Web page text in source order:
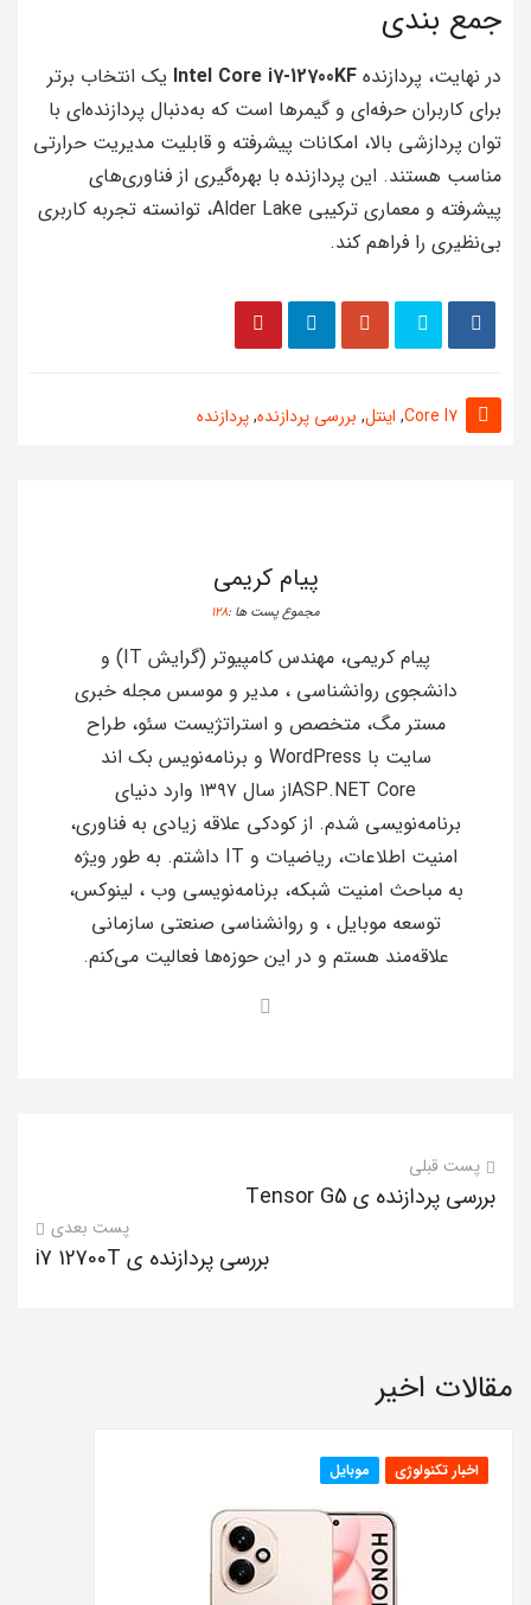
جمع بندی
در نهایت، پردازنده Intel Core i7-12700KF یک انتخاب برتر
برای کاربران حرفه‌ای و گیمرها است که به‌دنبال پردازنده‌ای با
توان پردازشی بالا، امکانات پیشرفته و قابلیت مدیریت حرارتی
مناسب هستند. این پردازنده با بهره‌گیری از فناوری‌های
پیشرفته و معماری ترکیبی Alder Lake، توانسته تجربه کاربری
بی‌نظیری را فراهم کند.
Core I7
, اینتل, بررسی پردازنده,پردازنده
پیام کریمی
مجموع پست ها :128
پیام کریمی، مهندس کامپیوتر (گرایش IT) و
دانشجوی روانشناسی ، مدیر و موسس مجله خبری
مستر مگ، متخصص و استراتژیست سئو، طراح
سایت با WordPress و برنامه‌نویس بک اند
ASP.NET Coreاز سال ۱۳۹۷ وارد دنیای
برنامه‌نویسی شدم. از کودکی علاقه زیادی به فناوری،
امنیت اطلاعات، ریاضیات و IT داشتم. به طور ویژه
به مباحث امنیت شبکه، برنامه‌نویسی وب ، لینوکس،
توسعه موبایل ، و روانشناسی صنعتی سازمانی
علاقه‌مند هستم و در این حوزه‌ها فعالیت می‌کنم.
پست قبلی
بررسی پردازنده ی Tensor G5
پست بعدی
بررسی پردازنده ی i7 12700T
مقالات اخیر
اخبار تکنولوژی موبایل